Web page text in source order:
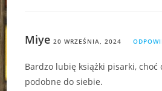
Miye 20 WRZEŚNIA, 2024
Bardzo lubię książki pisarki, choć
podobne do siebie.